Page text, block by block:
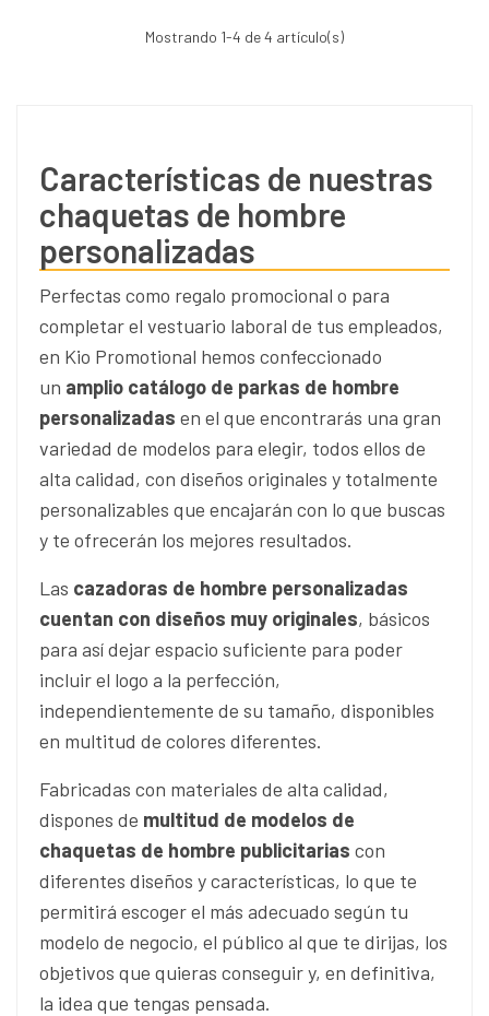
Mostrando 1-4 de 4 artículo(s)
Características de nuestras
chaquetas de hombre
personalizadas
Perfectas como regalo promocional o para
completar el vestuario laboral de tus empleados,
en Kio Promotional hemos confeccionado
un amplio catálogo de parkas de hombre
personalizadas en el que encontrarás una gran
variedad de modelos para elegir, todos ellos de
alta calidad, con diseños originales y totalmente
personalizables que encajarán con lo que buscas
y te ofrecerán los mejores resultados.
Las cazadoras de hombre personalizadas
cuentan con diseños muy originales, básicos
para así dejar espacio suficiente para poder
incluir el logo a la perfección,
independientemente de su tamaño, disponibles
en multitud de colores diferentes.
Fabricadas con materiales de alta calidad,
dispones de multitud de modelos de
chaquetas de hombre publicitarias con
diferentes diseños y características, lo que te
permitirá escoger el más adecuado según tu
modelo de negocio, el público al que te dirijas, los
objetivos que quieras conseguir y, en definitiva,
la idea que tengas pensada.